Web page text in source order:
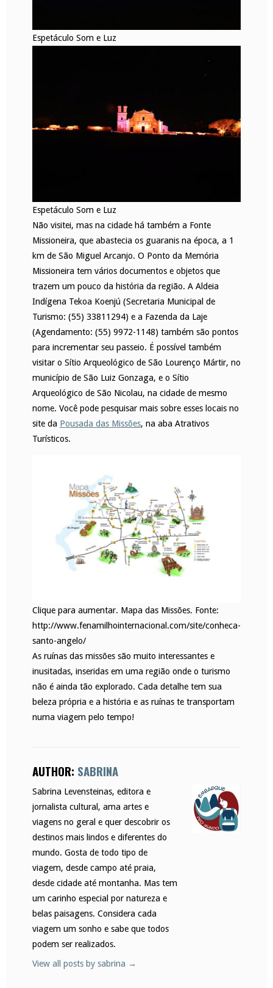
Espetáculo Som e Luz
Espetáculo Som e Luz
Não visitei, mas na cidade há também a Fonte
Missioneira, que abastecia os guaranis na época, a 1
km de São Miguel Arcanjo. O Ponto da Memória
Missioneira tem vários documentos e objetos que
trazem um pouco da história da região. A Aldeia
Indígena Tekoa Koenjú (Secretaria Municipal de
Turismo: (55) 33811294) e a Fazenda da Laje
(Agendamento: (55) 9972-1148) também são pontos
para incrementar seu passeio. É possível também
visitar o Sítio Arqueológico de São Lourenço Mártir, no
município de São Luiz Gonzaga, e o Sítio
Arqueológico de São Nicolau, na cidade de mesmo
nome. Você pode pesquisar mais sobre esses locais no
site da Pousada das Missões, na aba Atrativos
Turísticos.
Clique para aumentar. Mapa das Missões. Fonte:
http://www.fenamilhointernacional.com/site/conheca-
santo-angelo/
As ruínas das missões são muito interessantes e
inusitadas, inseridas em uma região onde o turismo
não é ainda tão explorado. Cada detalhe tem sua
beleza própria e a história e as ruínas te transportam
numa viagem pelo tempo!
AUTHOR: SABRINA
Sabrina Levensteinas, editora e
jornalista cultural, ama artes e
viagens no geral e quer descobrir os
destinos mais lindos e diferentes do
mundo. Gosta de todo tipo de
viagem, desde campo até praia,
desde cidade até montanha. Mas tem
um carinho especial por natureza e
belas paisagens. Considera cada
viagem um sonho e sabe que todos
podem ser realizados.
View all posts by sabrina →